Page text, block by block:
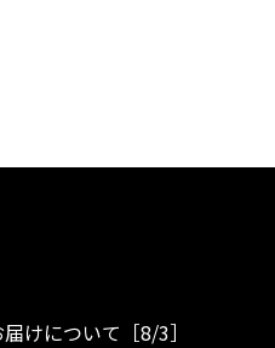
けについて［8/3］